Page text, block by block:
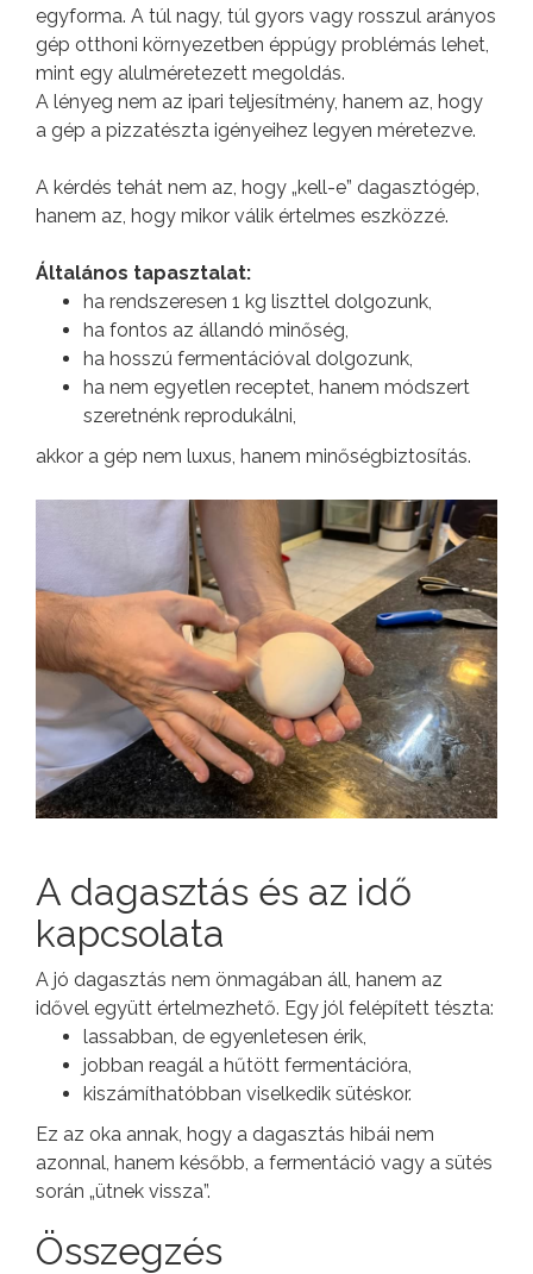
egyforma. A túl nagy, túl gyors vagy rosszul arányos
gép otthoni környezetben éppúgy problémás lehet,
mint egy alulméretezett megoldás.
A lényeg nem az ipari teljesítmény, hanem az, hogy
a gép a pizzatészta igényeihez legyen méretezve.
A kérdés tehát nem az, hogy „kell-e” dagasztógép,
hanem az, hogy mikor válik értelmes eszközzé.
Általános tapasztalat:
ha rendszeresen 1 kg liszttel dolgozunk,
ha fontos az állandó minőség,
ha hosszú fermentációval dolgozunk,
ha nem egyetlen receptet, hanem módszert
szeretnénk reprodukálni,
akkor a gép nem luxus, hanem minőségbiztosítás.
A dagasztás és az idő
kapcsolata
A jó dagasztás nem önmagában áll, hanem az
idővel együtt értelmezhető. Egy jól felépített tészta:
lassabban, de egyenletesen érik,
jobban reagál a hűtött fermentációra,
kiszámíthatóbban viselkedik sütéskor.
Ez az oka annak, hogy a dagasztás hibái nem
azonnal, hanem később, a fermentáció vagy a sütés
során „ütnek vissza”.
Összegzés